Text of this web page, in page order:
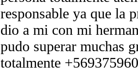
responsable ya que la
dio a mi con mi
pudo superar muchas
totalmente